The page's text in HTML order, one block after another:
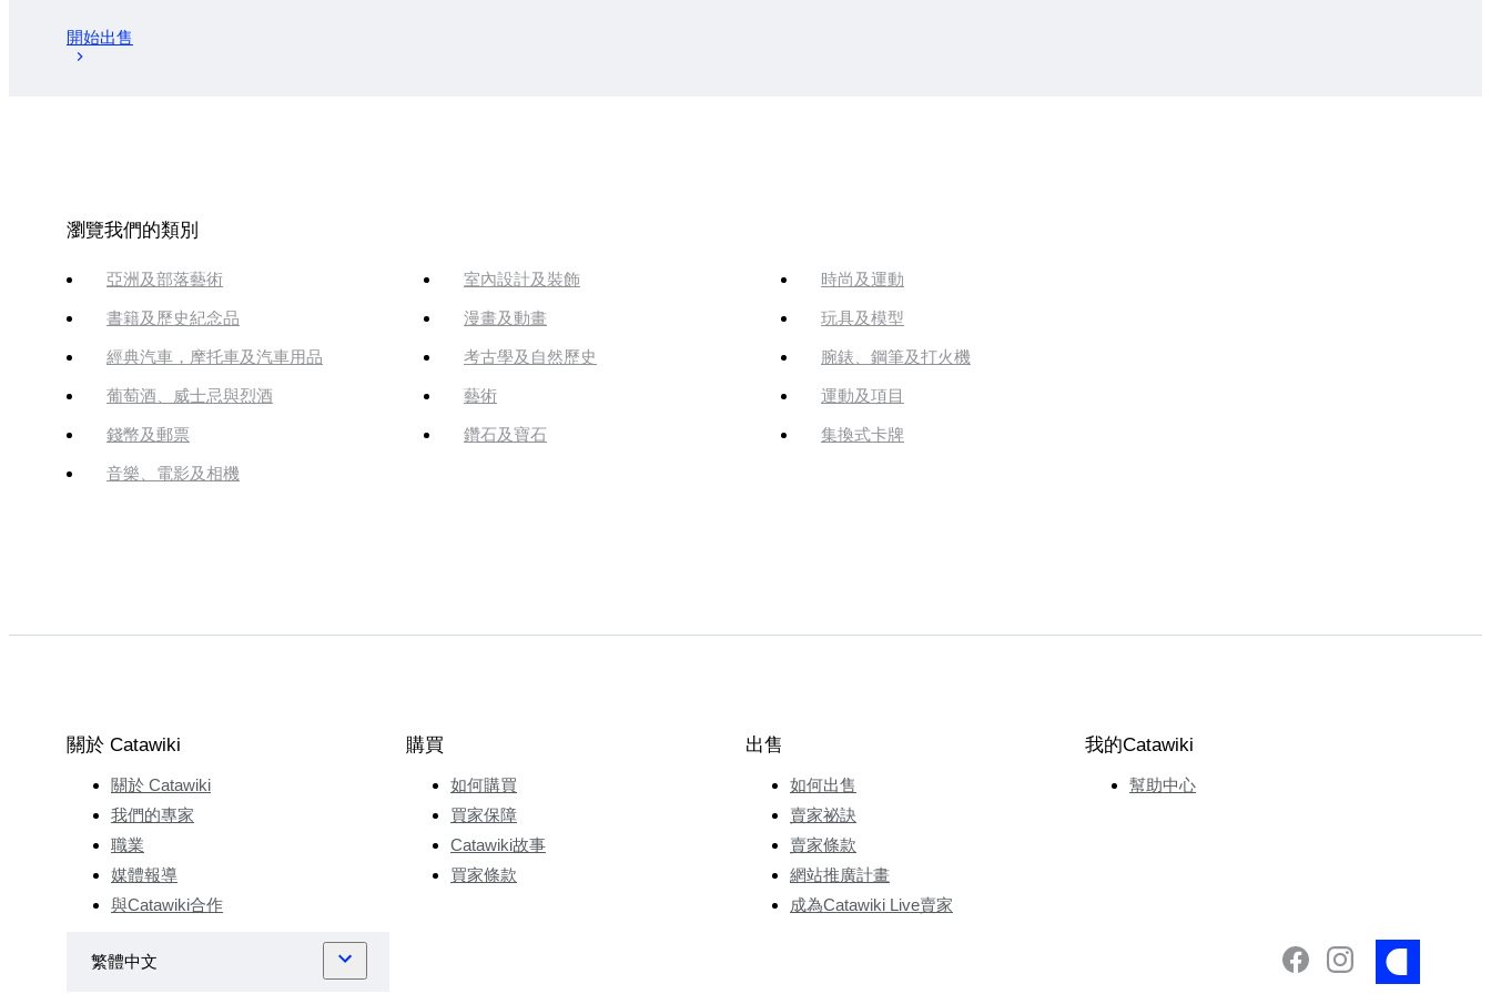
開始出售
瀏覽我們的類別
亞洲及部落藝術 室內設計及裝飾 時尚及運動
書籍及歷史紀念品 漫畫及動畫 玩具及模型
經典汽車，摩托車及汽車用品 考古學及自然歷史 腕錶、鋼筆及打火機
葡萄酒、威士忌與烈酒 藝術 運動及項目
錢幣及郵票 鑽石及寶石 集換式卡牌
音樂、電影及相機
關於 Catawiki
關於 Catawiki
我們的專家
職業
媒體報導
與Catawiki合作
購買
如何購買
買家保障
Catawiki故事
買家條款
出售
如何出售
賣家祕訣
賣家條款
網站推廣計畫
成為Catawiki Live賣家
我的Catawiki
幫助中心